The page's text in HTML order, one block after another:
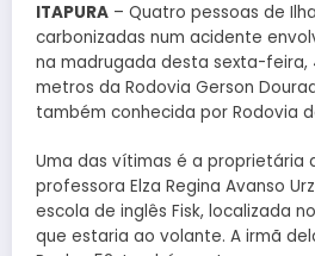
ITAPURA – Quatro pessoas de
carbonizadas num acidente
na madrugada desta sexta-feira,
metros da Rodovia Gerson
também conhecida por Rodovia
Uma das vítimas é a proprietária
professora Elza Regina Avanso
escola de inglês Fisk, localizada
que estaria ao volante. A irmã